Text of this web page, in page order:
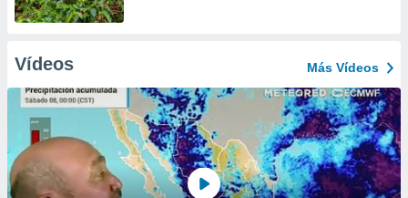
Vídeos Más Vídeos